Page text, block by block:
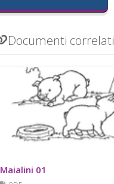
Documenti correlati
Maialini 01